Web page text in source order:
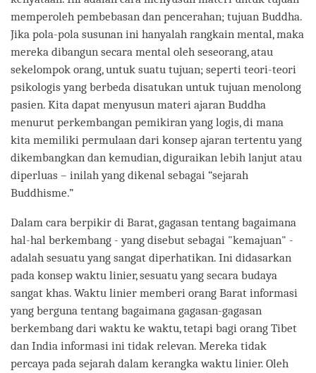
memperoleh pembebasan dan pencerahan; tujuan Buddha.
Jika pola-pola susunan ini hanyalah rangkain mental, maka
mereka dibangun secara mental oleh seseorang, atau
sekelompok orang, untuk suatu tujuan; seperti teori-teori
psikologis yang berbeda disatukan untuk tujuan menolong
pasien. Kita dapat menyusun materi ajaran Buddha
menurut perkembangan pemikiran yang logis, di mana
kita memiliki permulaan dari konsep ajaran tertentu yang
dikembangkan dan kemudian, diguraikan lebih lanjut atau
diperluas – inilah yang dikenal sebagai “sejarah
Buddhisme.”
Dalam cara berpikir di Barat, gagasan tentang bagaimana
hal-hal berkembang - yang disebut sebagai "kemajuan" -
adalah sesuatu yang sangat diperhatikan. Ini didasarkan
pada konsep waktu linier, sesuatu yang secara budaya
sangat khas. Waktu linier memberi orang Barat informasi
yang berguna tentang bagaimana gagasan-gagasan
berkembang dari waktu ke waktu, tetapi bagi orang Tibet
dan India informasi ini tidak relevan. Mereka tidak
percaya pada sejarah dalam kerangka waktu linier. Oleh